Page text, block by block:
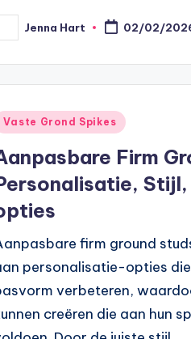
Jenna Hart 02/02/
Vaste Grond Spikes
Firm
Stijl,
firm ground
personalisatie-opties
verbeteren,
creëren die aan hun